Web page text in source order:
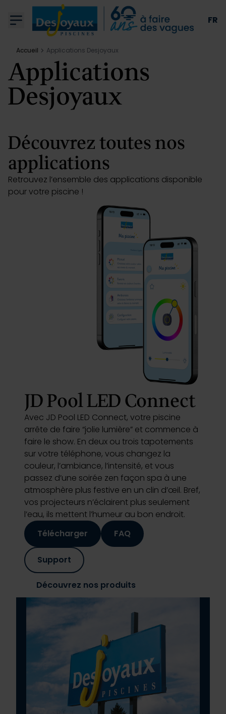
Aller au contenu
FR
Piscines
Qui sommes nous
Équipements
Configurer ma piscine
Trouver mon partenaire
Accueil Applications Desjoyaux
Applications
Desjoyaux
Découvrez toutes nos
applications
Retrouvez l’ensemble des applications disponible
pour votre piscine !
JD Pool LED Connect
Avec JD Pool LED Connect, votre piscine
arrête de faire “jolie lumière” et commence à
faire le show. En deux ou trois tapotements
sur votre téléphone, vous changez la
couleur, l’ambiance, l’intensité, et vous
passez d’une soirée zen façon spa à une
atmosphère plus festive en un clin d’œil. Bref,
vos projecteurs n’éclairent plus seulement
l’eau, ils mettent l’humeur au bon endroit.
Télécharger
FAQ
Support
Découvrez nos produits